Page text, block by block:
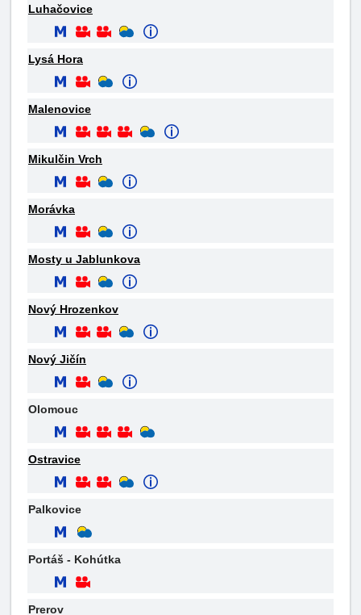
Luhačovice
Lysá Hora
Malenovice
Mikulčin Vrch
Morávka
Mosty u Jablunkova
Nový Hrozenkov
Nový Jičín
Olomouc
Ostravice
Palkovice
Portáš - Kohútka
Prerov